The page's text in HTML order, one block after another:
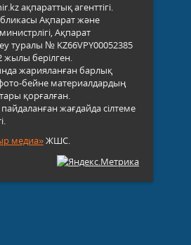
ақпараттық агенттігі.
Ақпарат және
Ақпарат
туралы № KZ66VPY00052385
жылы берілген.
жарияланған барлық
бейне материалдардың
қорғалған.
жағдайда сілтеме
медиа»ЖШС.